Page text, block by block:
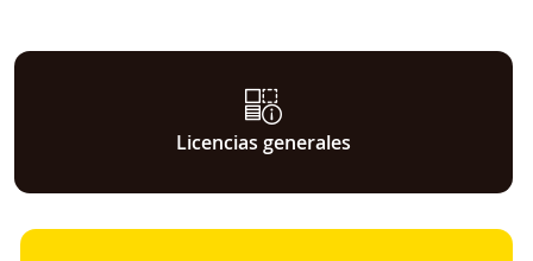
Licencias generales